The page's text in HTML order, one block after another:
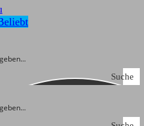
Suche